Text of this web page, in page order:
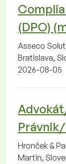
(DPO)
Asseco
Bratislava,
2026-08-05
Hronček &
Martin,